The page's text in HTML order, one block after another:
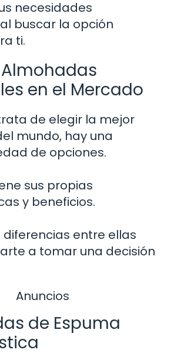
necesidades
buscar la opción
ti.
en el Mercado
de elegir la mejor
mundo, hay una
de opciones.
sus propias
y beneficios.
entre ellas
a tomar una decisión
Anuncios
de Espuma